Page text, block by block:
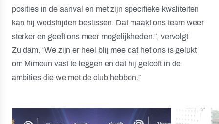
posities in de aanval en met zijn specifieke kwaliteiten
kan hij wedstrijden beslissen. Dat maakt ons team weer
sterker en geeft ons meer mogelijkheden.”, vervolgt
Zuidam. “We zijn er heel blij mee dat het ons is gelukt
om Mimoun vast te leggen en dat hij gelooft in de
ambities die we met de club hebben.”